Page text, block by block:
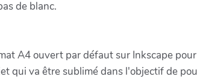
de blanc.
A4 ouvert par défaut sur Inkscape
qui va être sublimé dans l'objectif de